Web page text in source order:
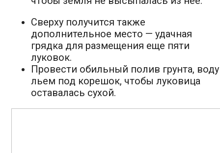
Сверху получится также
дополнительное место — удачная
грядка для размещения еще пяти
луковок.
Провести обильный полив грунта, воду
льем под корешок, чтобы луковица
оставалась сухой.